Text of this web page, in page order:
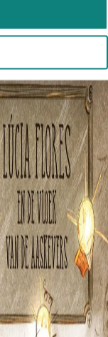
leven van
€14,95